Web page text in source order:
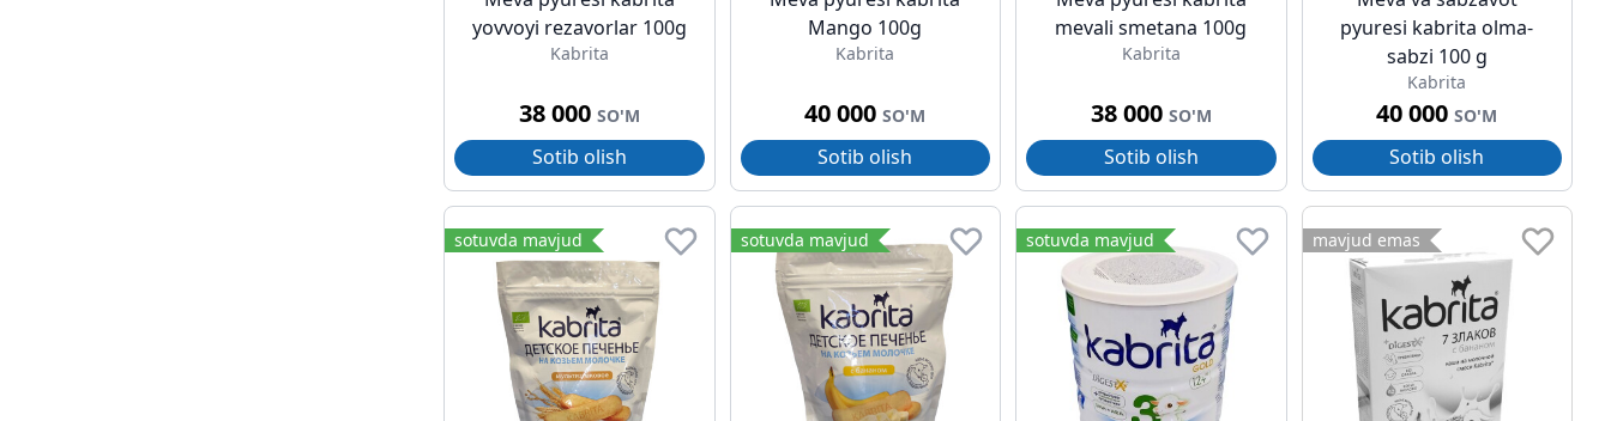
yovvoyi rezavorlar 100g
Kabrita
38 000 SO'M
Sotib olish
Mango 100g
Kabrita
40 000SO'M
Sotib olish
mevali smetana 100g
Kabrita
38 000 SO'M
Sotib olish
pyuresi kabrita olma-
sabzi 100 g
Kabrita
40 000SO'M
Sotib olish
sotuvda mavjud sotuvda mavjud sotuvda mavjud mavjud emas